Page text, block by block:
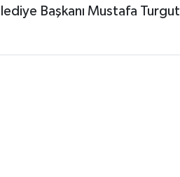
Başkanı Mustafa Turgut